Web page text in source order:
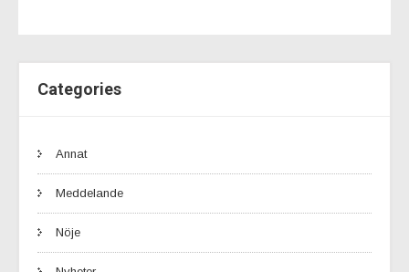
Categories
Annat
Meddelande
Nöje